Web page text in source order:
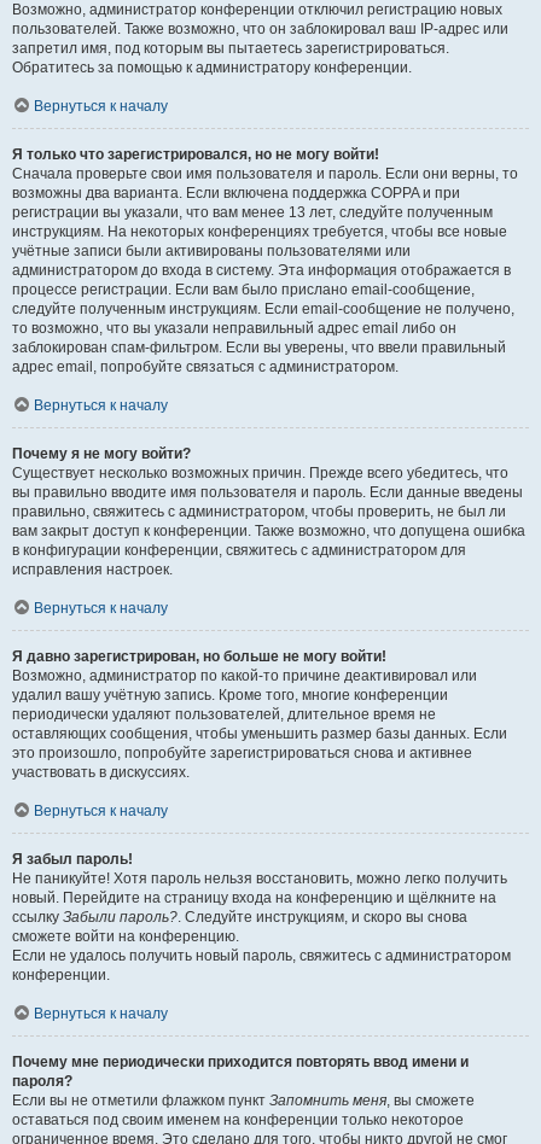
Возможно, администратор конференции отключил регистрацию новых
пользователей. Также возможно, что он заблокировал ваш IP-адрес или
запретил имя, под которым вы пытаетесь зарегистрироваться.
Обратитесь за помощью к администратору конференции.
Вернуться к началу
Я только что зарегистрировался, но не могу войти!
Сначала проверьте свои имя пользователя и пароль. Если они верны, то
возможны два варианта. Если включена поддержка COPPA и при
регистрации вы указали, что вам менее 13 лет, следуйте полученным
инструкциям. На некоторых конференциях требуется, чтобы все новые
учётные записи были активированы пользователями или
администратором до входа в систему. Эта информация отображается в
процессе регистрации. Если вам было прислано email-сообщение,
следуйте полученным инструкциям. Если email-сообщение не получено,
то возможно, что вы указали неправильный адрес email либо он
заблокирован спам-фильтром. Если вы уверены, что ввели правильный
адрес email, попробуйте связаться с администратором.
Вернуться к началу
Почему я не могу войти?
Существует несколько возможных причин. Прежде всего убедитесь, что
вы правильно вводите имя пользователя и пароль. Если данные введены
правильно, свяжитесь с администратором, чтобы проверить, не был ли
вам закрыт доступ к конференции. Также возможно, что допущена ошибка
в конфигурации конференции, свяжитесь с администратором для
исправления настроек.
Вернуться к началу
Я давно зарегистрирован, но больше не могу войти!
Возможно, администратор по какой-то причине деактивировал или
удалил вашу учётную запись. Кроме того, многие конференции
периодически удаляют пользователей, длительное время не
оставляющих сообщения, чтобы уменьшить размер базы данных. Если
это произошло, попробуйте зарегистрироваться снова и активнее
участвовать в дискуссиях.
Вернуться к началу
Я забыл пароль!
Не паникуйте! Хотя пароль нельзя восстановить, можно легко получить
новый. Перейдите на страницу входа на конференцию и щёлкните на
ссылку Забыли пароль?. Следуйте инструкциям, и скоро вы снова
сможете войти на конференцию.
Если не удалось получить новый пароль, свяжитесь с администратором
конференции.
Вернуться к началу
Почему мне периодически приходится повторять ввод имени и
пароля?
Если вы не отметили флажком пункт Запомнить меня, вы сможете
оставаться под своим именем на конференции только некоторое
ограниченное время. Это сделано для того, чтобы никто другой не смог